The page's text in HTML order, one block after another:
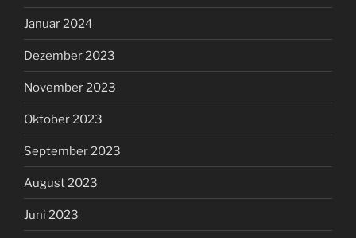
Januar 2024
Dezember 2023
November 2023
Oktober 2023
September 2023
August 2023
Juni 2023